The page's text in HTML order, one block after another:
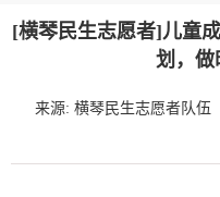
[横琴民生志愿者]儿童
划，做
来源: 横琴民生志愿者队伍